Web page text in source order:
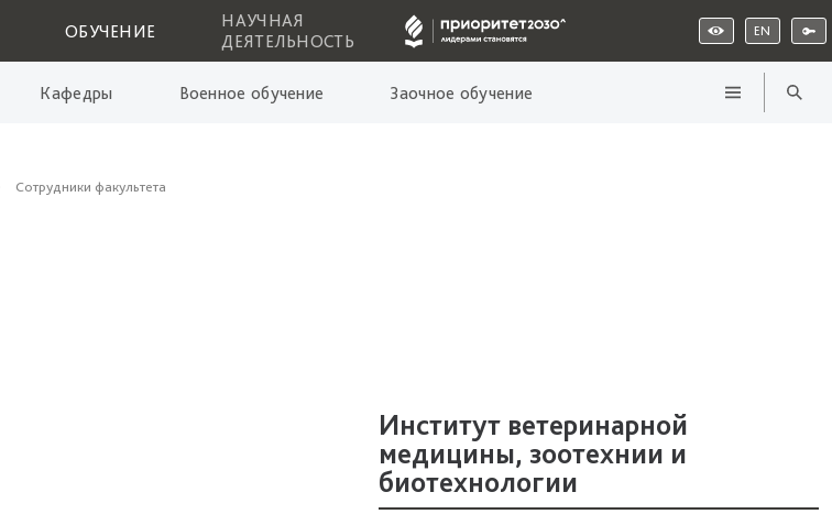
ОБУЧЕНИЕ
НАУЧНАЯ
ДЕЯТЕЛЬНОСТЬ
EN
Кафедры Военное обучение Заочное обучение
Сотрудники факультета
Институт ветеринарной
медицины, зоотехнии и
биотехнологии